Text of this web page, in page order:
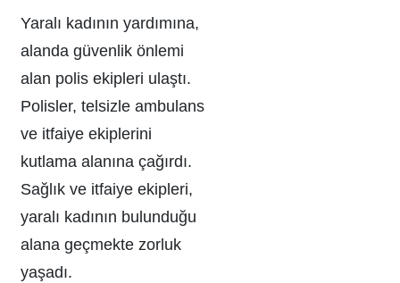
Yaralı kadının yardımına,
alanda güvenlik önlemi
alan polis ekipleri ulaştı.
Polisler, telsizle ambulans
ve itfaiye ekiplerini
kutlama alanına çağırdı.
Sağlık ve itfaiye ekipleri,
yaralı kadının bulunduğu
alana geçmekte zorluk
yaşadı.